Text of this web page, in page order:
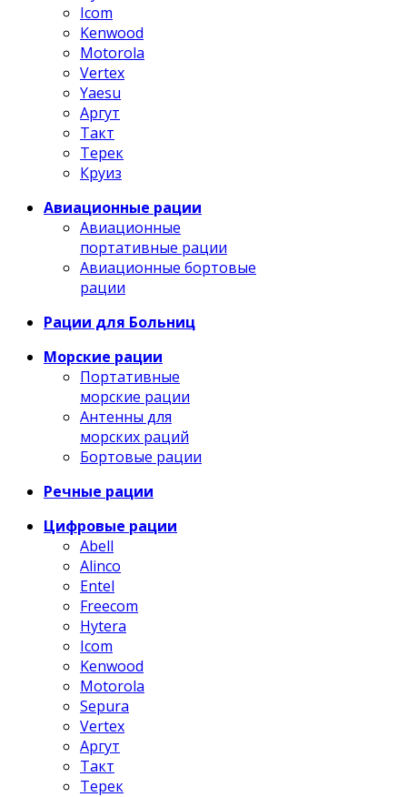
Icom
Kenwood
Motorola
Vertex
Yaesu
Аргут
Такт
Терек
Круиз
Авиационные рации
Авиационные
портативные рации
Авиационные бортовые
рации
Рации для Больниц
Морские рации
Портативные
морские рации
Антенны для
морских раций
Бортовые рации
Речные рации
Цифровые рации
Abell
Alinco
Entel
Freecom
Hytera
Icom
Kenwood
Motorola
Sepura
Vertex
Аргут
Такт
Терек